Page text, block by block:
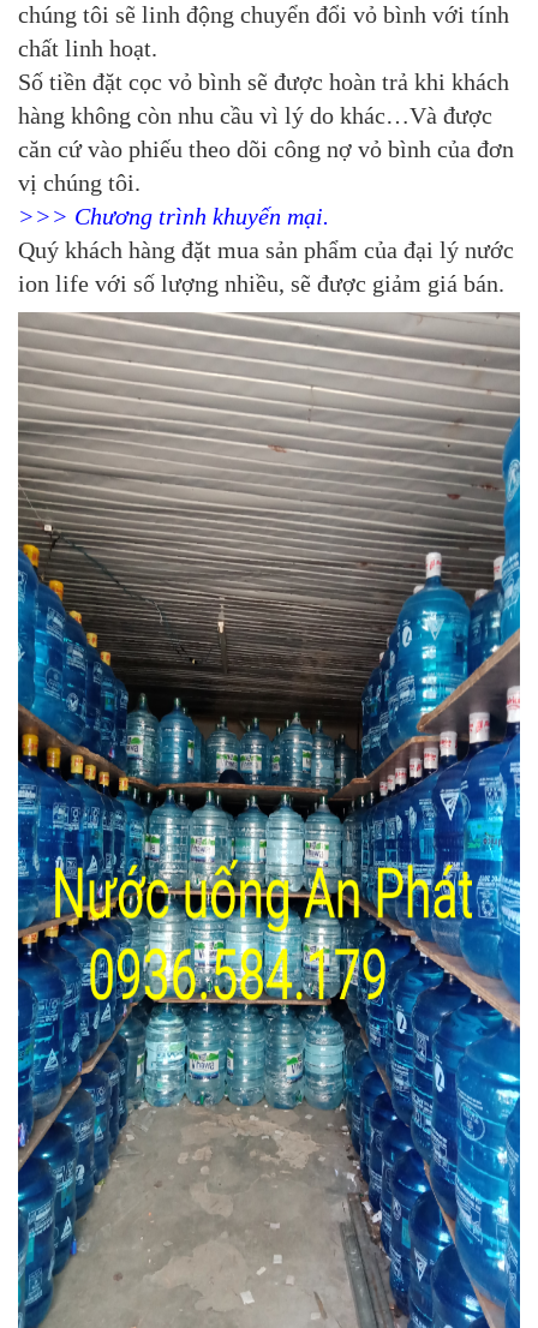
chúng tôi sẽ linh động chuyển đổi vỏ bình với tính
chất linh hoạt.
Số tiền đặt cọc vỏ bình sẽ được hoàn trả khi khách
hàng không còn nhu cầu vì lý do khác…Và được
căn cứ vào phiếu theo dõi công nợ vỏ bình của đơn
vị chúng tôi.
>>> Chương trình khuyến mại.
Quý khách hàng đặt mua sản phẩm của đại lý nước
ion life với số lượng nhiều, sẽ được giảm giá bán.